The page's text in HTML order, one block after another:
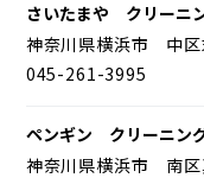
さいたまや クリーニ
神奈川県横浜市 中区
045-261-3995
ペンギン クリーニン
神奈川県横浜市 南区